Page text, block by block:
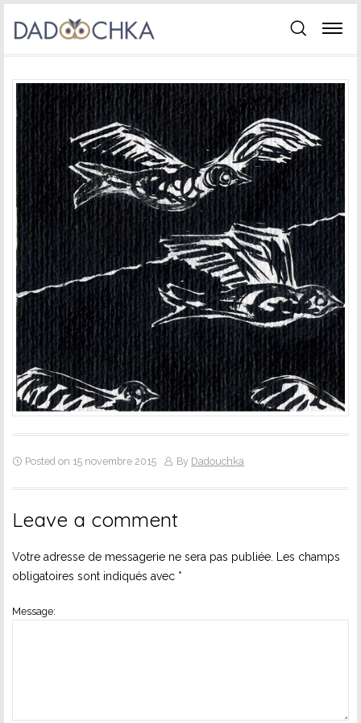
Posted on 15 novembre 2015 By Dadouchka
Leave a comment
Votre adresse de messagerie ne sera pas publiée.
Les champs
obligatoires sont indiqués avec *
Message: